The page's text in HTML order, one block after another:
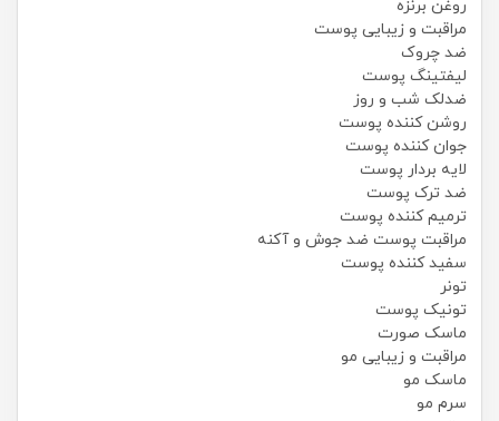
روغن برنزه
مراقبت و زیبایی پوست
ضد چروک
لیفتینگ پوست
ضدلک شب و روز
روشن کننده پوست
جوان کننده پوست
لایه بردار پوست
ضد ترک پوست
ترمیم کننده پوست
مراقبت پوست ضد جوش و آکنه
سفید کننده پوست
تونر
تونیک پوست
ماسک صورت
مراقبت و زیبایی مو
ماسک مو
سرم مو